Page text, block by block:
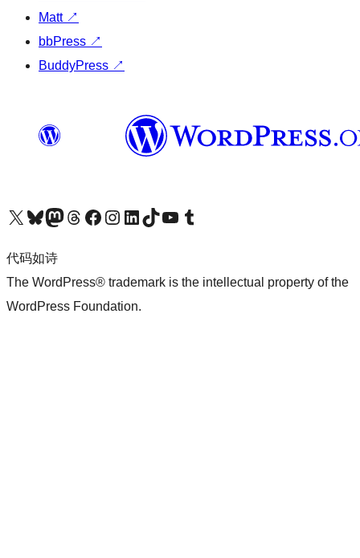
Matt ↗
bbPress ↗
BuddyPress ↗
关注我们的 X（原 Twitter）账号访问我们的 Bluesky 账号关注我们的 Mastodon 账号访问我们的 Threads 账号 访问我们的 Facebook 公共主页关注我们的 Instagram 账号 关注我们的 LinkedIn 主页访问我们的 TikTok 账号访问我们的 YouTube 频道 访问我们的 Tumblr 账号
代码如诗
The WordPress® trademark is the intellectual property of the
WordPress Foundation.